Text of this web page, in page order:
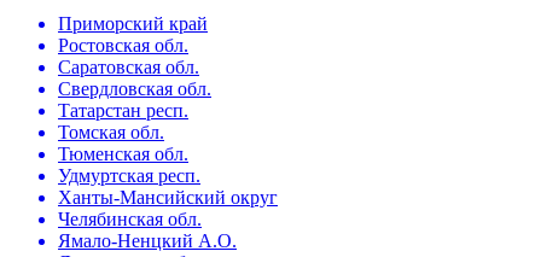
Приморский край
Ростовская обл.
Саратовская обл.
Свердловская обл.
Татарстан респ.
Томская обл.
Тюменская обл.
Удмуртская респ.
Ханты-Мансийский округ
Челябинская обл.
Ямало-Ненцкий А.О.